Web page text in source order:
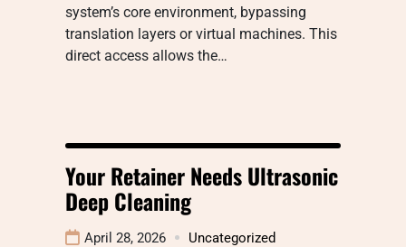
system’s core environment, bypassing
translation layers or virtual machines. This
direct access allows the…
Your Retainer Needs Ultrasonic
Deep Cleaning
April 28, 2026 Uncategorized